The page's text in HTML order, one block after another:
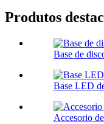
Produtos
Base de
Base LED
Accesorio